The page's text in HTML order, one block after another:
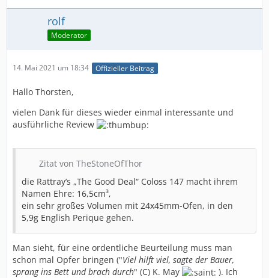
rolf
Moderator
14. Mai 2021 um 18:34 Offizieller Beitrag
Hallo Thorsten,
vielen Dank für dieses wieder einmal interessante und
ausführliche Review
Zitat von TheStoneOfThor
die Rattray’s „The Good Deal“ Coloss 147 macht ihrem
Namen Ehre: 16,5cm³,
ein sehr großes Volumen mit 24x45mm-Ofen, in den
5,9g English Perique gehen.
Man sieht, für eine ordentliche Beurteilung muss man
schon mal Opfer bringen ("Viel hilft viel, sagte der Bauer,
sprang ins Bett und brach durch" (C) K. May
). Ich